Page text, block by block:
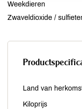
Weekdieren
Zwaveldioxide /
Land van
Kiloprijs